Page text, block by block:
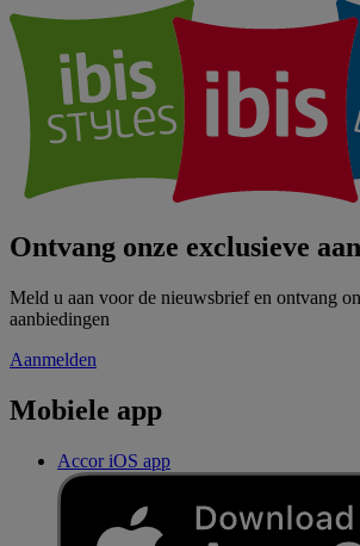
Ontvang onze exclusieve
Meld u aan voor de nieuwsbrief en ontvang
aanbiedingen
Aanmelden
Mobiele app
Accor iOS app